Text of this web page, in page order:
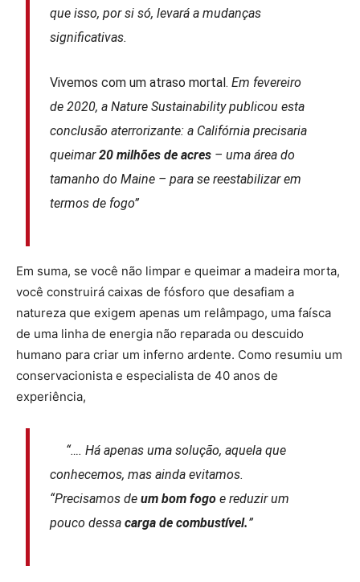
que isso, por si só, levará a mudanças
significativas.
Vivemos com um atraso mortal.Em fevereiro
de 2020, a Nature Sustainability publicou esta
conclusão aterrorizante: a Califórnia precisaria
queimar20 milhões de acres – uma área do
tamanho do Maine – para se reestabilizar em
termos de fogo”
Em suma, se você não limpar e queimar a madeira morta,
você construirá caixas de fósforo que desafiam a
natureza que exigem apenas um relâmpago, uma faísca
de uma linha de energia não reparada ou descuido
humano para criar um inferno ardente. Como resumiu um
conservacionista e especialista de 40 anos de
experiência,
“…. Há apenas uma solução, aquela que
conhecemos, mas ainda evitamos.
“Precisamos deum bom fogoe reduzir um
pouco dessacarga de combustível.”